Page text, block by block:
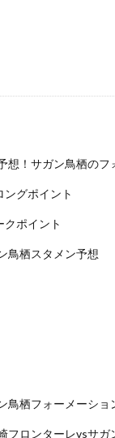
想！サガン鳥栖のフ
グポイント
ポイント
鳥栖スタメン予想
鳥栖フォーメーショ
フロンターレvsサ